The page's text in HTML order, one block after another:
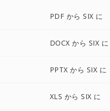
PDF から SIX に
DOCX から SIX に
PPTX から SIX に
XLS から SIX に